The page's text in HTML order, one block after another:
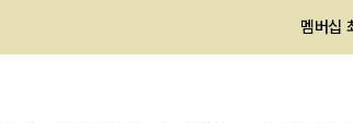
회원전용 아